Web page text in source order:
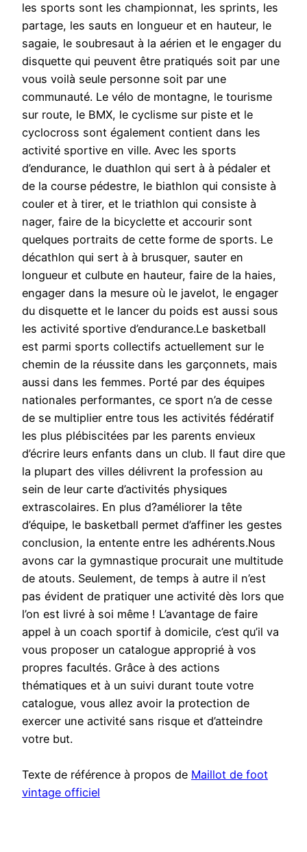
les sports sont les championnat, les sprints, les
partage, les sauts en longueur et en hauteur, le
sagaie, le soubresaut à la aérien et le engager du
disquette qui peuvent être pratiqués soit par une
vous voilà seule personne soit par une
communauté. Le vélo de montagne, le tourisme
sur route, le BMX, le cyclisme sur piste et le
cyclocross sont également contient dans les
activité sportive en ville. Avec les sports
d’endurance, le duathlon qui sert à à pédaler et
de la course pédestre, le biathlon qui consiste à
couler et à tirer, et le triathlon qui consiste à
nager, faire de la bicyclette et accourir sont
quelques portraits de cette forme de sports. Le
décathlon qui sert à à brusquer, sauter en
longueur et culbute en hauteur, faire de la haies,
engager dans la mesure où le javelot, le engager
du disquette et le lancer du poids est aussi sous
les activité sportive d’endurance.Le basketball
est parmi sports collectifs actuellement sur le
chemin de la réussite dans les garçonnets, mais
aussi dans les femmes. Porté par des équipes
nationales performantes, ce sport n’a de cesse
de se multiplier entre tous les activités fédératif
les plus plébiscitées par les parents envieux
d’écrire leurs enfants dans un club. Il faut dire que
la plupart des villes délivrent la profession au
sein de leur carte d’activités physiques
extrascolaires. En plus d?améliorer la tête
d’équipe, le basketball permet d’affiner les gestes
conclusion, la entente entre les adhérents.Nous
avons car la gymnastique procurait une multitude
de atouts. Seulement, de temps à autre il n’est
pas évident de pratiquer une activité dès lors que
l’on est livré à soi même ! L’avantage de faire
appel à un coach sportif à domicile, c’est qu’il va
vous proposer un catalogue approprié à vos
propres facultés. Grâce à des actions
thématiques et à un suivi durant toute votre
catalogue, vous allez avoir la protection de
exercer une activité sans risque et d’atteindre
votre but.
Texte de référence à propos de Maillot de foot
vintage officiel